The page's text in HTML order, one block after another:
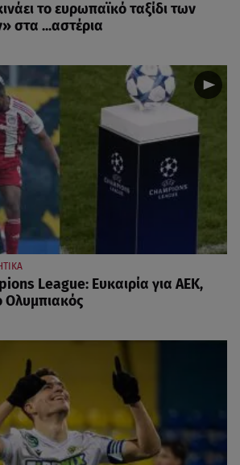
το ευρωπαϊκό ταξίδι των
στα ...αστέρια
League: Ευκαιρία για ΑΕΚ,
Ολυμπιακός